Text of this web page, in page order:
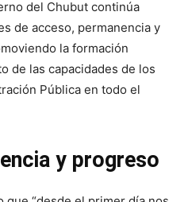
del Chubut continúa
de acceso, permanencia y
la formación
de las capacidades de los
Pública en todo el
y progreso